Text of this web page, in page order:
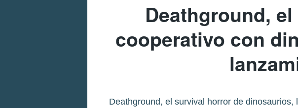
Deathground,
cooperativo con
Deathground, el survival horror de